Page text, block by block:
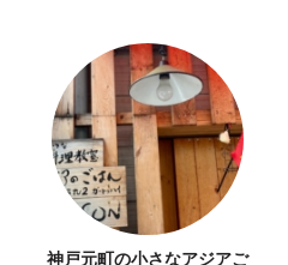
神戸元町の小さなアジアご